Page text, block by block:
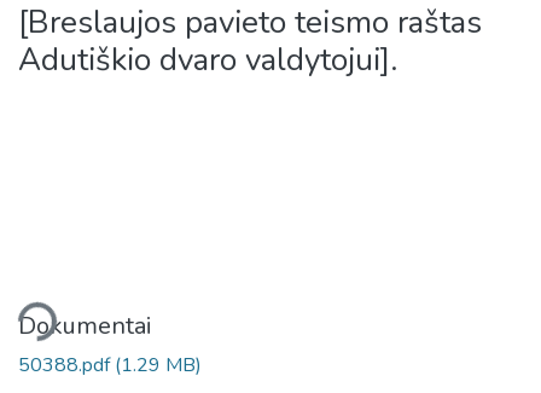
[Breslaujos pavieto teismo raštas
Adutiškio dvaro valdytojui].
Dokumentai
50388.pdf(1.29 MB)